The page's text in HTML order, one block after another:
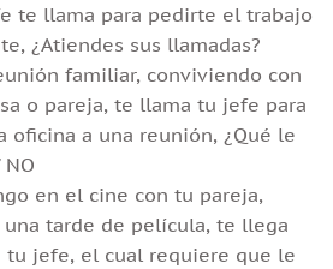
te llama para pedirte el trabajo
¿Atiendes sus llamadas?
familiar, conviviendo con
o pareja, te llama tu jefe para
oficina a una reunión, ¿Qué le
en el cine con tu pareja,
tarde de película, te llega
tu jefe, el cual requiere que le